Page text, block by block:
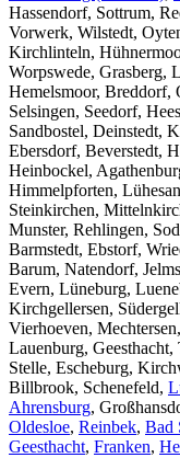
Hassendorf, Sottrum,
Vorwerk, Wilstedt,
Kirchlinteln,
Worpswede, Grasberg,
Hemelsmoor, Breddorf,
Selsingen, Seedorf,
Sandbostel, Deinstedt,
Ebersdorf, Beverstedt,
Heinbockel,
Himmelpforten,
Steinkirchen,
Munster, Rehlingen,
Barmstedt, Ebstorf,
Barum, Natendorf,
Evern, Lüneburg,
Kirchgellersen,
Vierhoeven,
Lauenburg, Geesthacht,
Stelle, Escheburg,
Billbrook, Schenefeld,
Ahrensburg,
Oldesloe, Reinbek, Bad
Geesthacht, Franken,